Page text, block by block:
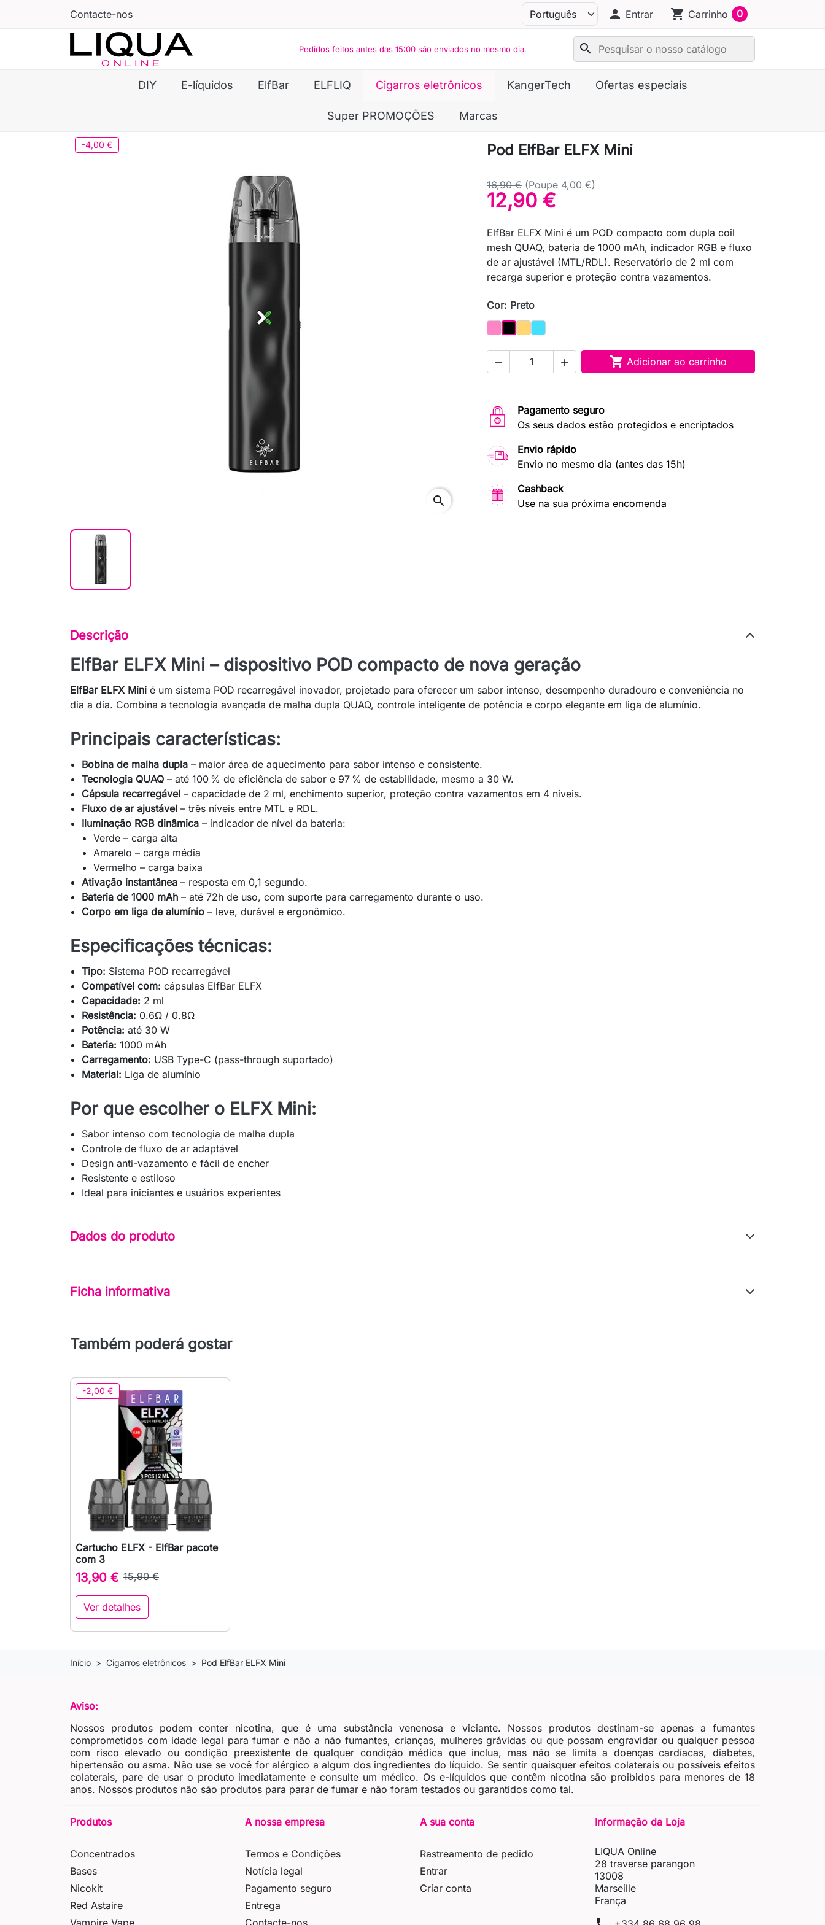
Contacte-nos person Entrar shopping_cart Carrinho 0
Pedidos feitos antes das 15:00 são enviados no mesmo dia. search
DIY E-líquidos ElfBar ELFLIQ Cigarros eletrônicos KangerTech Ofertas especiais
Super PROMOÇÕES Marcas
-4,00 €
search
Pod ElfBar ELFX Mini
16,90 € (Poupe 4,00 €)
12,90 €
ElfBar ELFX Mini é um POD compacto com dupla coil
mesh QUAQ, bateria de 1000 mAh, indicador RGB e fluxo
de ar ajustável (MTL/RDL). Reservatório de 2 ml com
recarga superior e proteção contra vazamentos.
Cor: Preto
RosaPretoGoldOcean
   Adicionar ao carrinho
Pagamento seguro
Os seus dados estão protegidos e encriptados
Envio rápido
Envio no mesmo dia (antes das 15h)
Cashback
Use na sua próxima encomenda
Descrição
ElfBar ELFX Mini – dispositivo POD compacto de nova geração
ElfBar ELFX Mini é um sistema POD recarregável inovador, projetado para oferecer um sabor intenso, desempenho duradouro e conveniência no
dia a dia. Combina a tecnologia avançada de malha dupla QUAQ, controle inteligente de potência e corpo elegante em liga de alumínio.
Principais características:
Bobina de malha dupla – maior área de aquecimento para sabor intenso e consistente.
Tecnologia QUAQ – até 100 % de eficiência de sabor e 97 % de estabilidade, mesmo a 30 W.
Cápsula recarregável – capacidade de 2 ml, enchimento superior, proteção contra vazamentos em 4 níveis.
Fluxo de ar ajustável – três níveis entre MTL e RDL.
Iluminação RGB dinâmica – indicador de nível da bateria:
Verde – carga alta
Amarelo – carga média
Vermelho – carga baixa
Ativação instantânea – resposta em 0,1 segundo.
Bateria de 1000 mAh – até 72h de uso, com suporte para carregamento durante o uso.
Corpo em liga de alumínio – leve, durável e ergonômico.
Especificações técnicas:
Tipo: Sistema POD recarregável
Compatível com: cápsulas ElfBar ELFX
Capacidade: 2 ml
Resistência: 0.6Ω / 0.8Ω
Potência: até 30 W
Bateria: 1000 mAh
Carregamento: USB Type-C (pass-through suportado)
Material: Liga de alumínio
Por que escolher o ELFX Mini:
Sabor intenso com tecnologia de malha dupla
Controle de fluxo de ar adaptável
Design anti-vazamento e fácil de encher
Resistente e estiloso
Ideal para iniciantes e usuários experientes
Dados do produto
Ficha informativa
Também poderá gostar
-2,00 €
 Vista rápida
Cartucho ELFX - ElfBar pacote
com 3
13,90 € 15,90 €
Ver detalhes
Início Cigarros eletrônicos Pod ElfBar ELFX Mini
Aviso:
Nossos produtos podem conter nicotina, que é uma substância venenosa e viciante. Nossos produtos destinam-se apenas a fumantes
comprometidos com idade legal para fumar e não a não fumantes, crianças, mulheres grávidas ou que possam engravidar ou qualquer pessoa
com risco elevado ou condição preexistente de qualquer condição médica que inclua, mas não se limita a doenças cardíacas, diabetes,
hipertensão ou asma. Não use se você for alérgico a algum dos ingredientes do líquido. Se sentir quaisquer efeitos colaterais ou possíveis efeitos
colaterais, pare de usar o produto imediatamente e consulte um médico. Os e-líquidos que contêm nicotina são proibidos para menores de 18
anos. Nossos produtos não são produtos para parar de fumar e não foram testados ou garantidos como tal.
Produtos
Concentrados
Bases
Nicokit
Red Astaire
A nossa empresa
Termos e Condições
Notícia legal
Pagamento seguro
Entrega
A sua conta
Rastreamento de pedido
Entrar
Criar conta
Informação da Loja
LIQUA Online
28 traverse parangon
13008
Marseille
França